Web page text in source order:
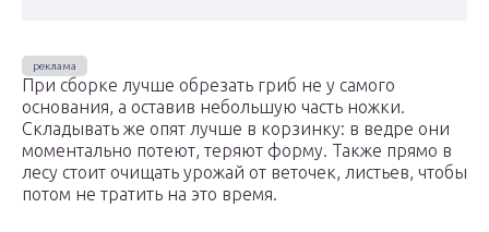
При сборке лучше обрезать гриб не у самого
основания, а оставив небольшую часть ножки.
Складывать же опят лучше в корзинку: в ведре они
моментально потеют, теряют форму. Также прямо в
лесу стоит очищать урожай от веточек, листьев, чтобы
потом не тратить на это время.